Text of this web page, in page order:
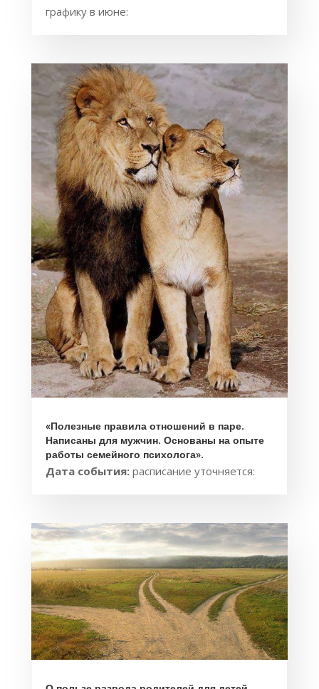
графику в июне:
«Полезные правила отношений в паре.
Написаны для мужчин. Основаны на опыте
работы семейного психолога».
Дата события: расписание уточняется: